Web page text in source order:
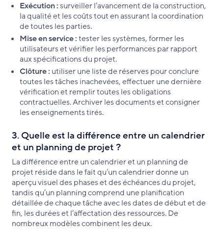
Exécution :surveiller l’avancement de la construction,
la qualité et les coûts tout en assurant la coordination
de toutes les parties.
Mise en service :tester les systèmes, former les
utilisateurs et vérifier les performances par rapport
aux spécifications du projet.
Clôture : utiliser une liste de réserves pour conclure
toutes les tâches inachevées, effectuer une dernière
vérification et remplir toutes les obligations
contractuelles. Archiver les documents et consigner
les enseignements tirés.
3. Quelle est la différence entre un calendrier
et un planning de projet ?
La différence entre un calendrier et un planning de
projet réside dans le fait qu’un calendrier donne un
aperçu visuel des phases et des échéances du projet,
tandis qu’un planning comprend une planification
détaillée de chaque tâche avec les dates de début et de
fin, les durées et l’affectation des ressources. De
nombreux modèles combinent les deux.